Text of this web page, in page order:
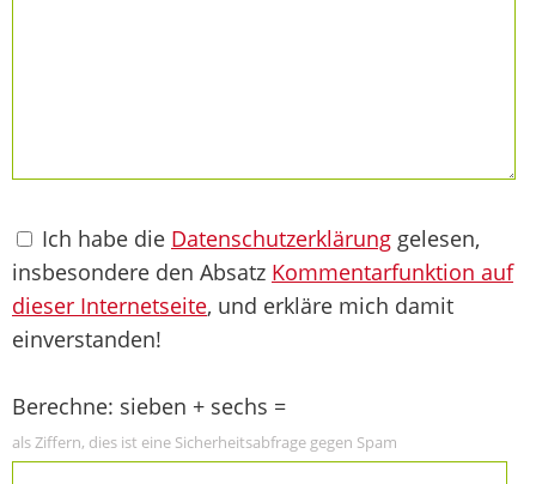
Ich habe die Datenschutzerklärung gelesen,
insbesondere den Absatz Kommentarfunktion auf
dieser Internetseite, und erkläre mich damit
einverstanden!
Berechne: sieben + sechs =
als Ziffern, dies ist eine Sicherheitsabfrage gegen Spam